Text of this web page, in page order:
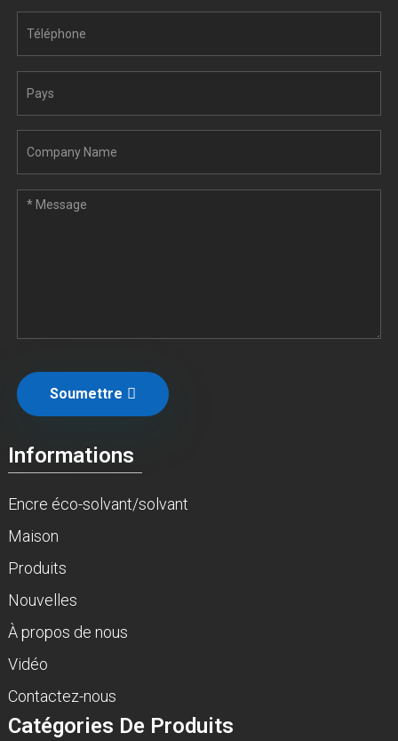
Soumettre
Informations
Encre éco-solvant/solvant
Maison
Produits
Nouvelles
À propos de nous
Vidéo
Contactez-nous
Catégories De Produits